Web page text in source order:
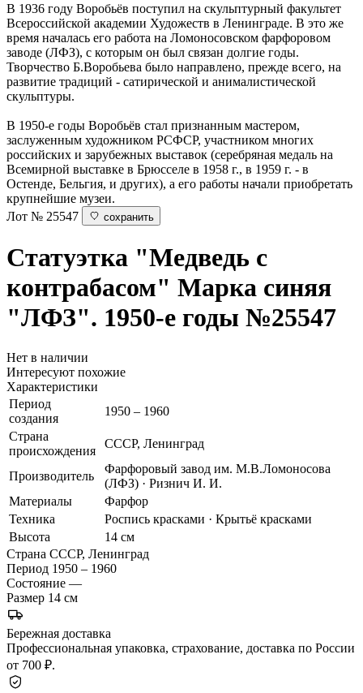
В 1936 году Воробьёв поступил на скульптурный факультет
Всероссийской академии Художеств в Ленинграде. В это же
время началась его работа на Ломоносовском фарфоровом
заводе (ЛФЗ), с которым он был связан долгие годы.
Творчество Б.Воробьева было направлено, прежде всего, на
развитие традиций - сатирической и анималистической
скульптуры.
В 1950-е годы Воробьёв стал признанным мастером,
заслуженным художником РСФСР, участником многих
российских и зарубежных выставок (серебряная медаль на
Всемирной выставке в Брюсселе в 1958 г., в 1959 г. - в
Остенде, Бельгия, и других), а его работы начали приобретать
крупнейшие музеи.
Лот № 25547
сохранить
Статуэтка "Медведь с
контрабасом" Марка синяя
"ЛФЗ". 1950-е годы №25547
Нет в наличии
Интересуют похожие
Характеристики
Период
создания
1950 – 1960
Страна
происхождения
СССР, Ленинград
Производитель
Фарфоровый завод им. М.В.Ломоносова
(ЛФЗ) · Ризнич И. И.
Материалы
Фарфор
Техника
Роспись красками · Крытьё красками
Высота
14 см
Страна СССР, Ленинград
Период 1950 – 1960
Состояние —
Размер 14 см
Бережная доставка
Профессиональная упаковка, страхование, доставка по России
от 700 ₽.